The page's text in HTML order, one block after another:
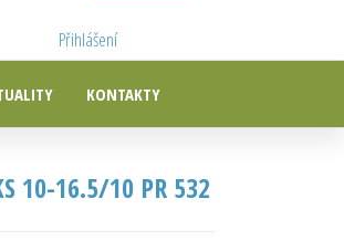
Přihlášení
KONTAKTY
10-16.5/10 PR 532